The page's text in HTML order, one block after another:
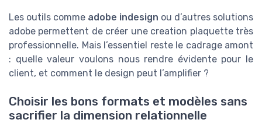
Les outils comme adobe indesign ou d’autres solutions
adobe permettent de créer une creation plaquette très
professionnelle. Mais l’essentiel reste le cadrage amont
: quelle valeur voulons nous rendre évidente pour le
client, et comment le design peut l’amplifier ?
Choisir les bons formats et modèles sans
sacrifier la dimension relationnelle